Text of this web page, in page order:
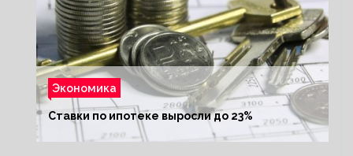
Экономика
Ставки по ипотеке выросли до 23%